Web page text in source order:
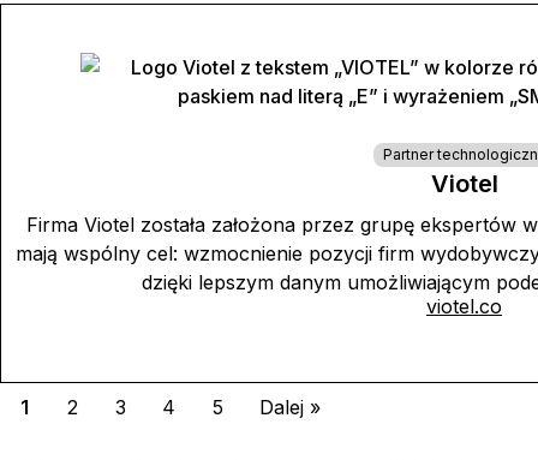
Partner
Viotel
Firma Viotel została założona przez grupę ekspertów
mają wspólny cel: wzmocnienie pozycji firm
dzięki lepszym danym umożliwiającym
viotel.co
1 2 3 4 5 Dalej »